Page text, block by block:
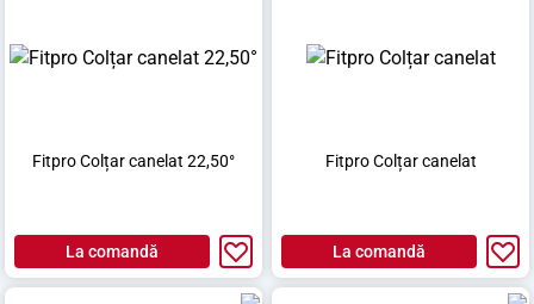
Fitpro Colțar canelat 22,50°
La comandă
Fitpro Colțar canelat
La comandă